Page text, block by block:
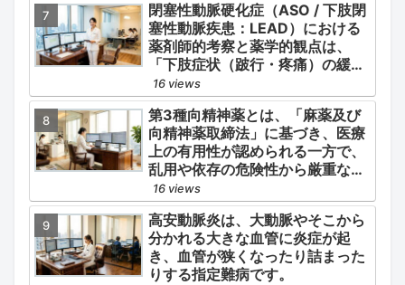
閉塞性動脈硬化症（ASO / 下肢閉
塞性動脈疾患：LEAD）における
薬剤師的考察と薬学的観点は、
「下肢症状（跛行・疼痛）の緩
和」と「全身性動脈硬化による脳
心血管イベント（脳梗塞・心筋梗
塞）の二次予防」の2軸を同時に
管理することにあります。
16 views
第3種向精神薬とは、「麻薬及び
向精神薬取締法」に基づき、医療
上の有用性が認められる一方で、
乱用や依存の危険性から厳重な管
理・規制が必要とされる薬物のう
ち、第1種・第2種よりも比較的リ
スクが低いと判断されて指定され
ている医薬品の分類です。
16 views
高安動脈炎は、大動脈やそこから
分かれる大きな血管に炎症が起
き、血管が狭くなったり詰まった
りする指定難病です。